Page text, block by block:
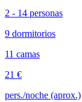
2 - 14 personas
9 dormitorios
11 camas
21 €
pers./noche (aprox.)